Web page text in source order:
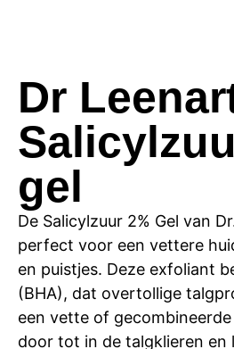
Dr
gel
De Salicylzuur 2% Gel van
perfect voor een vettere
en puistjes. Deze exfoliant
(BHA), dat overtollige
een vette of
door tot in de talgklieren